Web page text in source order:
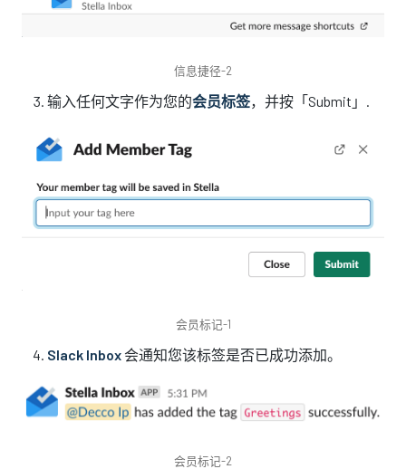
信息捷径-2
输入任何文字作为您的会员标签，并按「Submit」.
会员标记-1
Slack Inbox 会通知您该标签是否已成功添加。
会员标记-2